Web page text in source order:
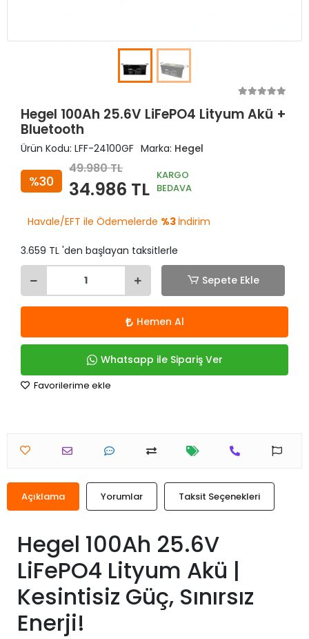
Hegel 100Ah 25.6V LiFePO4 Lityum Akü +
Bluetooth
Ürün Kodu: LFF-24100GF Marka: Hegel
%30
49.980 TL
34.986 TL
KARGO
BEDAVA
Havale/EFT ile Ödemelerde %3 İndirim
3.659 TL 'den başlayan taksitlerle
Sepete Ekle
Hemen Al
Whatsapp ile Sipariş Ver
Favorilerime ekle
Açıklama Yorumlar Taksit Seçenekleri
Hegel 100Ah 25.6V
LiFePO4 Lityum Akü |
Kesintisiz Güç, Sınırsız
Enerji!